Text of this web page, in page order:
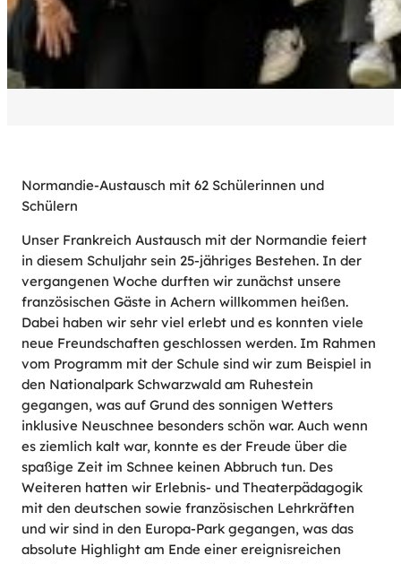
Normandie-Austausch mit 62 Schülerinnen und
Schülern
Unser Frankreich Austausch mit der Normandie feiert
in diesem Schuljahr sein 25-jähriges Bestehen. In der
vergangenen Woche durften wir zunächst unsere
französischen Gäste in Achern willkommen heißen.
Dabei haben wir sehr viel erlebt und es konnten viele
neue Freundschaften geschlossen werden. Im Rahmen
vom Programm mit der Schule sind wir zum Beispiel in
den Nationalpark Schwarzwald am Ruhestein
gegangen, was auf Grund des sonnigen Wetters
inklusive Neuschnee besonders schön war. Auch wenn
es ziemlich kalt war, konnte es der Freude über die
spaßige Zeit im Schnee keinen Abbruch tun. Des
Weiteren hatten wir Erlebnis- und Theaterpädagogik
mit den deutschen sowie französischen Lehrkräften
und wir sind in den Europa-Park gegangen, was das
absolute Highlight am Ende einer ereignisreichen